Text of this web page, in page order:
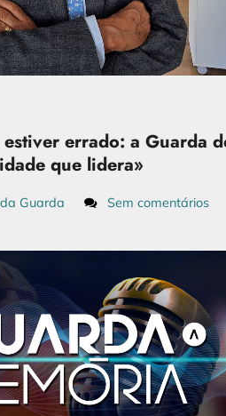
estiver errado: a Guarda
que lidera»
Guarda Sem comentários